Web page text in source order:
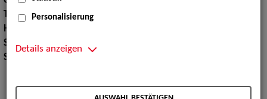
Taille:
64
Hüfte:
Schuhgröße:
39
Specials:
Personalisierung
Details anzeigen